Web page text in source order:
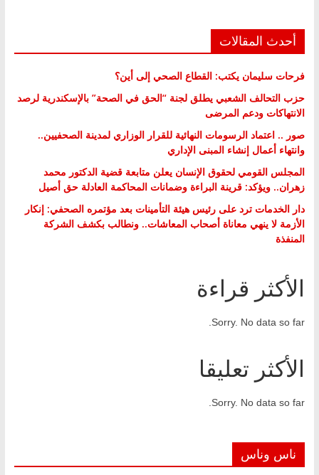
أحدث المقالات
فرحات سليمان يكتب: القطاع الصحي إلى أين؟
حزب التحالف الشعبي يطلق لجنة “الحق في الصحة” بالإسكندرية لرصد
الانتهاكات ودعم المرضى
صور .. اعتماد الرسومات النهائية للقرار الوزاري لمدينة الصحفيين..
وانتهاء أعمال إنشاء المبنى الإداري
المجلس القومي لحقوق الإنسان يعلن متابعة قضية الدكتور محمد
زهران.. ويؤكد: قرينة البراءة وضمانات المحاكمة العادلة حق أصيل
دار الخدمات ترد على رئيس هيئة التأمينات بعد مؤتمره الصحفي: إنكار
الأزمة لا ينهي معاناة أصحاب المعاشات.. ونطالب بكشف الشركة
المنفذة
الأكثر قراءة
Sorry. No data so far.
الأكثر تعليقا
Sorry. No data so far.
ناس وناس